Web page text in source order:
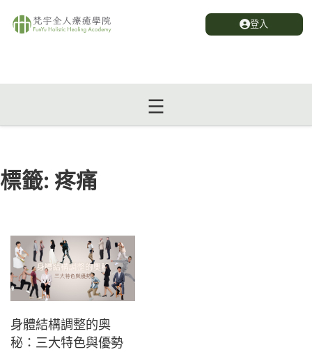
登入
標籤: 疼痛
身體結構調整的奧
秘：三大特色與優勢